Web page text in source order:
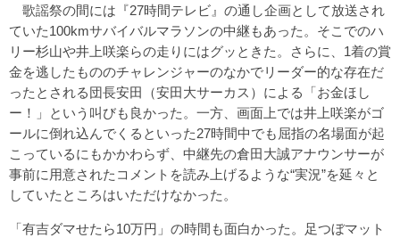
歌謡祭の間には『27時間テレビ』の通し企画として放送され
ていた100kmサバイバルマラソンの中継もあった。そこでのハ
リー杉山や井上咲楽らの走りにはグッときた。さらに、1着の賞
金を逃したもののチャレンジャーのなかでリーダー的な存在だ
ったとされる団長安田（安田大サーカス）による「お金ほし
ー！」という叫びも良かった。一方、画面上では井上咲楽がゴ
ールに倒れ込んでくるといった27時間中でも屈指の名場面が起
こっているにもかかわらず、中継先の倉田大誠アナウンサーが
事前に用意されたコメントを読み上げるような“実況”を延々と
していたところはいただけなかった。
「有吉ダマせたら10万円」の時間も面白かった。足つぼマット